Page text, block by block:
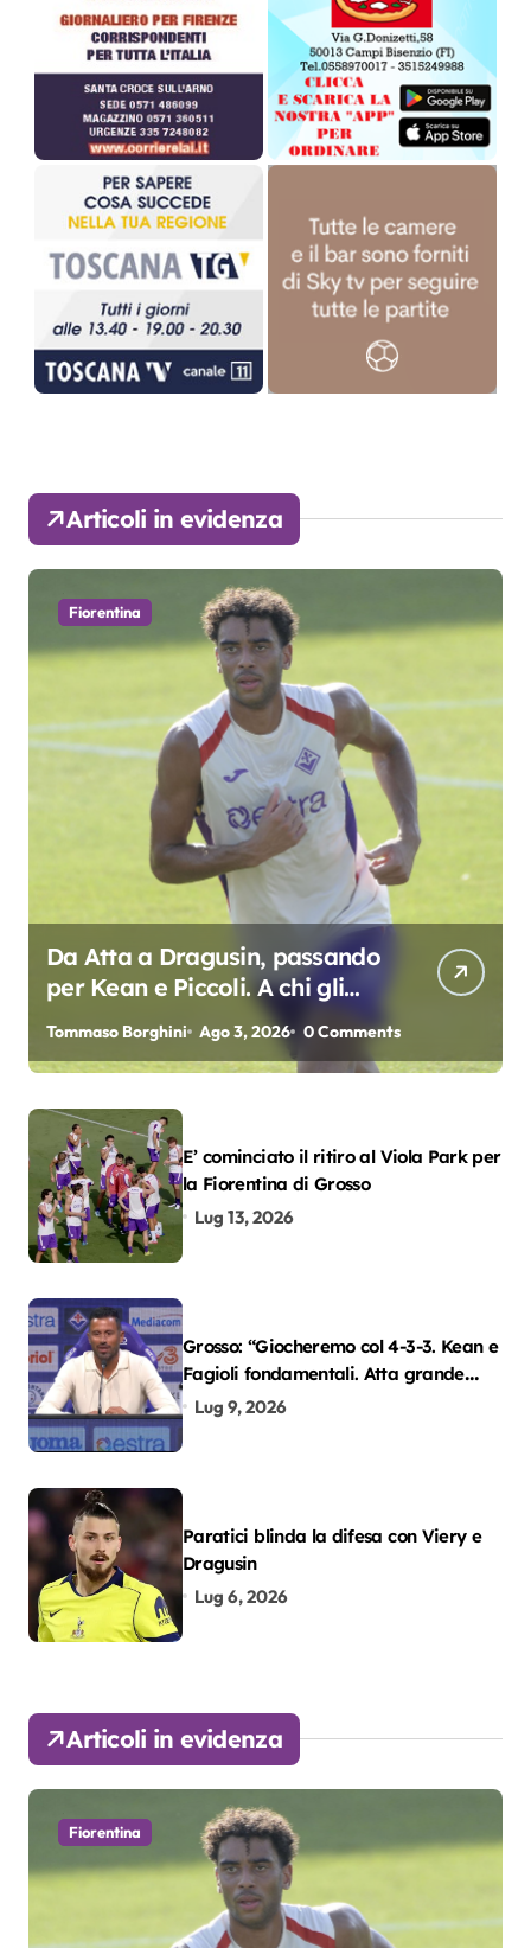
Articoli in evidenza
Fiorentina
Da Atta a Dragusin, passando
per Kean e Piccoli. A chi gli
oscar del precampionato?
Tommaso Borghini Ago 3, 2026 0 Comments
E’ cominciato il ritiro al Viola Park per
la Fiorentina di Grosso
Lug 13, 2026
Grosso: “Giocheremo col 4-3-3. Kean e
Fagioli fondamentali. Atta grande
colpo”
Lug 9, 2026
Paratici blinda la difesa con Viery e
Dragusin
Lug 6, 2026
Articoli in evidenza
Fiorentina